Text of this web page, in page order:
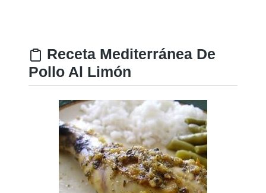
Receta Mediterránea De
Pollo Al Limón